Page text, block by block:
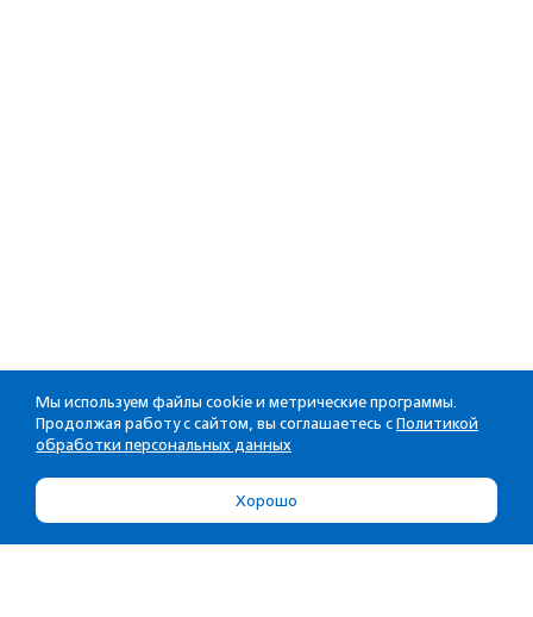
Мы используем файлы cookie и метрические программы.
Продолжая работу с сайтом, вы соглашаетесь с Политикой
обработки персональных данных
Хорошо